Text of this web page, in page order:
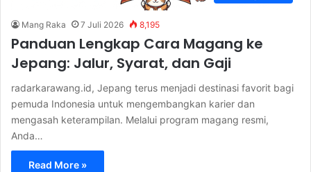
Mang Raka 7 Juli 2026 8,195
Panduan Lengkap Cara Magang ke
Jepang: Jalur, Syarat, dan Gaji
radarkarawang.id, Jepang terus menjadi destinasi favorit bagi
pemuda Indonesia untuk mengembangkan karier dan
mengasah keterampilan. Melalui program magang resmi,
Anda…
Read More »